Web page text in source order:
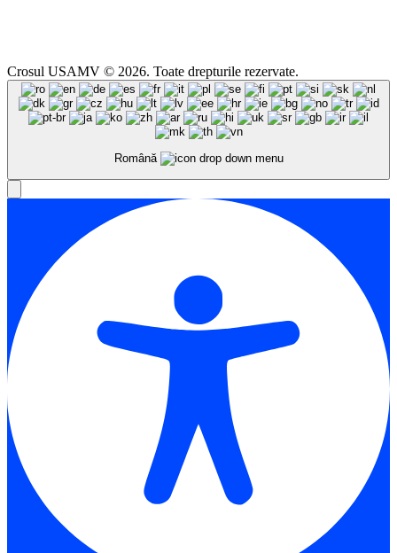
Crosul USAMV © 2026. Toate drepturile rezervate.
Română